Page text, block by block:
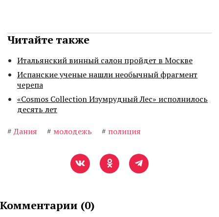
Читайте также
Итальянский винный салон пройдет в Москве
Испанские ученые нашли необычный фрагмент
черепа
«Cosmos Collection Изумрудный Лес» исполнилось
десять лет
# Дания # молодежь # полиция
Комментарии (0)